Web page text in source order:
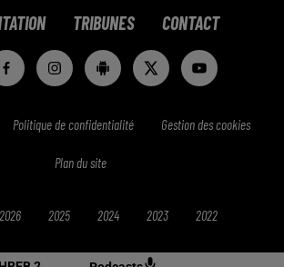
TRIBUNES CONTACT
Politique de confidentialité Gestion des cookies
Plan du site
2026 2025 2024 2023 2022